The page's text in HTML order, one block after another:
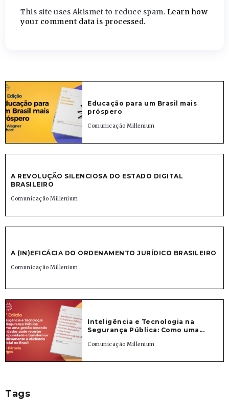
This site uses Akismet to reduce spam. Learn how
your comment data is processed.
Educação para um Brasil mais
próspero
Comunicação Millenium
A REVOLUÇÃO SILENCIOSA DO ESTADO DIGITAL
BRASILEIRO
Comunicação Millenium
A (IN)EFICÁCIA DO ORDENAMENTO JURÍDICO BRASILEIRO
Comunicação Millenium
Inteligência e Tecnologia na
Segurança Pública: Como uma...
Comunicação Millenium
Tags